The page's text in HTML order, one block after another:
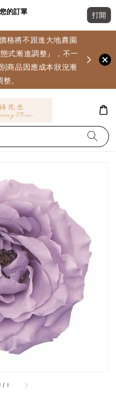
的訂單 打開
格將不跟進大地農園
式漸進調整』，不一
商品因應成本狀況漸
。
1 / 1